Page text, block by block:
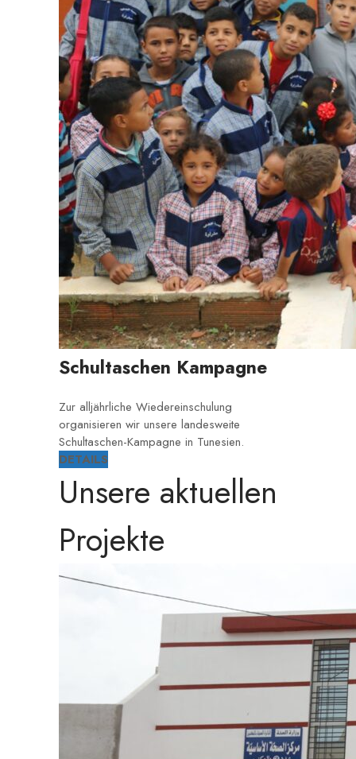
Schultaschen Kampagne
Zur alljährliche Wiedereinschulung
organisieren wir unsere landesweite
Schultaschen-Kampagne in Tunesien.
DETAILS
Unsere aktuellen
Projekte